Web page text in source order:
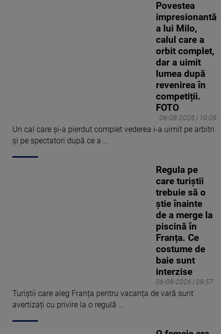
06-08-2026 | 10:09
Povestea
impresionantă
a lui Milo,
calul care a
orbit complet,
dar a uimit
lumea după
revenirea în
competiții.
FOTO
Un cal care și-a pierdut complet vederea i-a uimit pe arbitri
și pe spectatori după ce a ...
06-08-2026 | 09:57
Regula pe
care turiștii
trebuie să o
știe înainte
de a merge la
piscină în
Franța. Ce
costume de
baie sunt
interzise
Turiștii care aleg Franța pentru vacanța de vară sunt
avertizați cu privire la o regulă ...